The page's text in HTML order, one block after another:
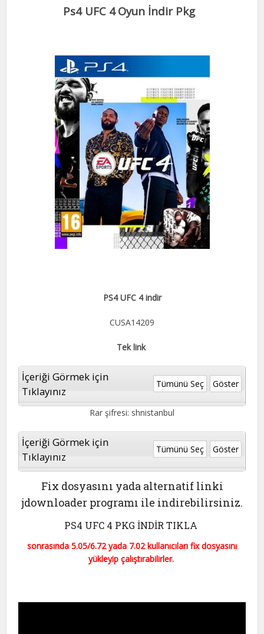
Ps4 UFC 4 Oyun İndir Pkg
PS4 UFC 4 indir
CUSA14209
Tek link
İçeriği Görmek için
Tıklayınız
Tümünü Seç Göster
Rar şifresi: shnistanbul
İçeriği Görmek için
Tıklayınız
Tümünü Seç Göster
Fix dosyasını yada alternatif linki
jdownloader programı ile indirebilirsiniz.
PS4 UFC 4 PKG İNDİR TIKLA
sonrasında 5.05/6.72 yada 7.02 kullanıcıları fix dosyasını
yükleyip çalıştırabilirler.